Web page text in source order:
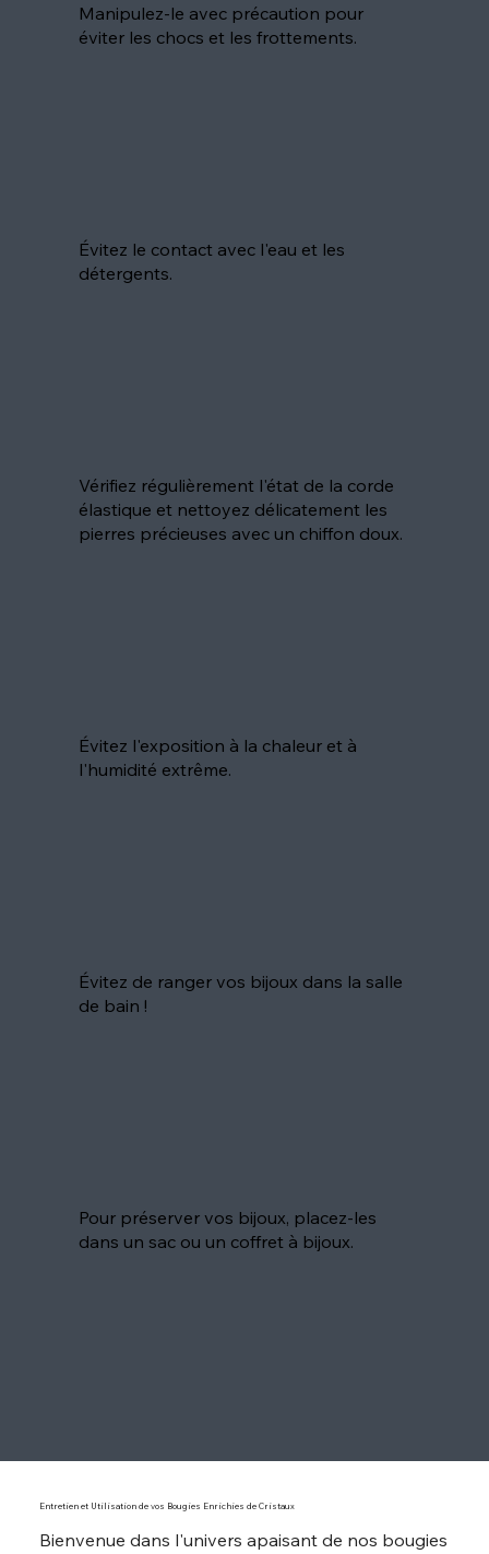
Manipulez-le avec précaution pour
éviter les chocs et les frottements.
Évitez le contact avec l'eau et les
détergents.
Vérifiez régulièrement l'état de la corde
élastique et nettoyez délicatement les
pierres précieuses avec un chiffon doux.
Évitez l'exposition à la chaleur et à
l'humidité extrême.
Évitez de ranger vos bijoux dans la salle
de bain !
Pour préserver vos bijoux, placez-les
dans un sac ou un coffret à bijoux.
Entretien et Utilisation de vos Bougies Enrichies de Cristaux
Bienvenue dans l'univers apaisant de nos bougies